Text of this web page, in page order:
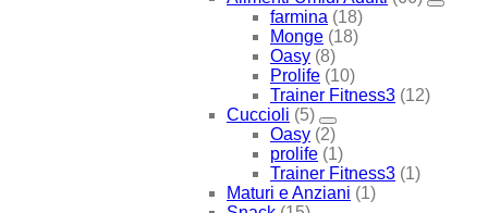
farmina (18)
Monge (18)
Oasy (8)
Prolife (10)
Trainer Fitness3 (12)
Cuccioli (5)
Oasy (2)
prolife (1)
Trainer Fitness3 (1)
Maturi e Anziani (1)